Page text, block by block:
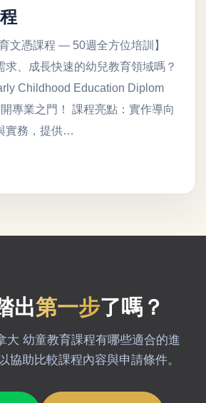
文憑課程 — 50週全方位培訓】
求、成長快速的幼兒教育領域嗎？
Childhood Education Diplom
專業之門！ 課程亮點：實作導向
實務，提供…
出第一步了嗎？
大 幼童教育課程有哪些適合的進
協助比較課程內容與申請條件。